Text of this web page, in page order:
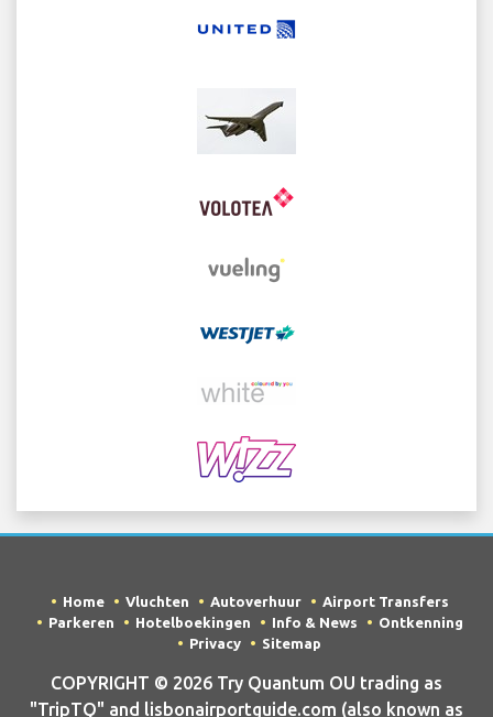
Home Vluchten Autoverhuur
Airport Transfers
Parkeren
Hotelboekingen Info & News
Ontkenning
Privacy
Sitemap
COPYRIGHT © 2026 Try Quantum OU trading as
"TripTQ" and lisbonairportguide.com (also known as